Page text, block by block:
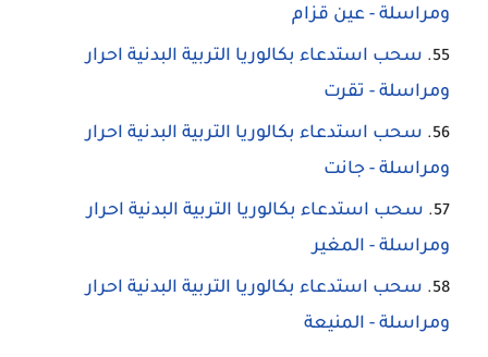
ومراسلة - عين قزام
سحب استدعاء بكالوريا التربية البدنية احرار
ومراسلة - تقرت
سحب استدعاء بكالوريا التربية البدنية احرار
ومراسلة - جانت
سحب استدعاء بكالوريا التربية البدنية احرار
ومراسلة - المغير
سحب استدعاء بكالوريا التربية البدنية احرار
ومراسلة - المنيعة